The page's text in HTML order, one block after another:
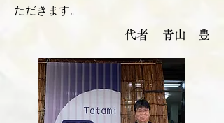
ただきます。
代者 青山 豊